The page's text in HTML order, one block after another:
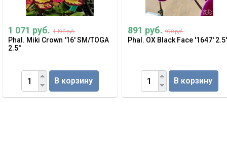
1 071 руб. 1 190 руб.
Phal. Miki Crown '16' SM/TOGA
2.5''
В корзину
891 руб. 990 руб.
Phal. OX Black Face '1647'
В корзину